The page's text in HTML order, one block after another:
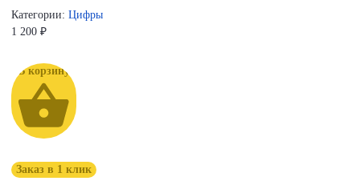
Категории: Цифры
1 200 ₽
Заказ в 1 клик